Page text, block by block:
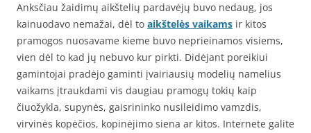
Anksčiau žaidimų aikštelių pardavėjų buvo nedaug, jos
kainuodavo nemažai, dėl to aikštelės vaikams ir kitos
pramogos nuosavame kieme buvo neprieinamos visiems,
vien dėl to kad jų nebuvo kur pirkti. Didėjant poreikiui
gamintojai pradėjo gaminti įvairiausių modelių namelius
vaikams įtraukdami vis daugiau pramogų tokių kaip
čiuožykla, supynės, gaisrininko nusileidimo vamzdis,
virvinės kopėčios, kopinėjimo siena ar kitos. Internete galite